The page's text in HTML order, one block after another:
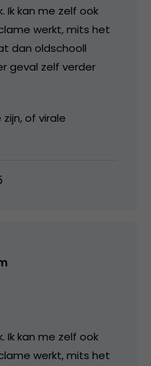
Ik kan me zelf ook
werkt, mits het
dan oldschooll
geval zelf verder
of virale
Ik kan me zelf ook
werkt, mits het